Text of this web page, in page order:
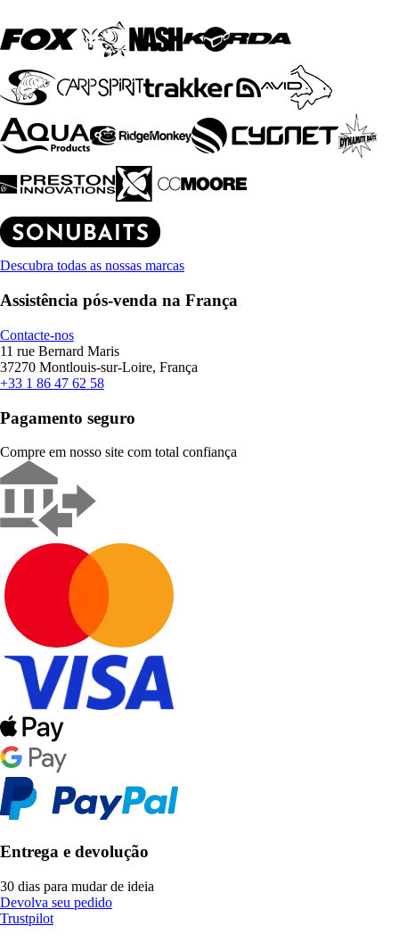
Descubra todas as nossas marcas
Assistência pós-venda na França
Contacte-nos
11 rue Bernard Maris
37270 Montlouis-sur-Loire, França
+33 1 86 47 62 58
Pagamento seguro
Compre em nosso site com total confiança
Entrega e devolução
30 dias para mudar de ideia
Devolva seu pedido
Trustpilot